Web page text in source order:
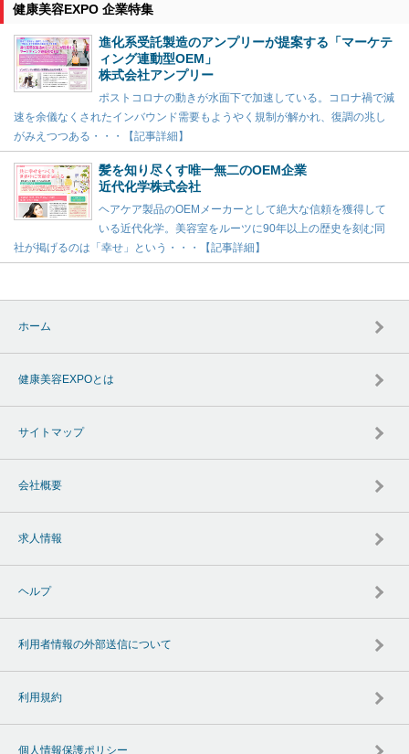
健康美容EXPO 企業特集
進化系受託製造のアンプリーが提案する「マーケテ
ィング連動型OEM」
株式会社アンプリー
ポストコロナの動きが水面下で加速している。コロナ禍で減
速を余儀なくされたインバウンド需要もようやく規制が解かれ、復調の兆し
がみえつつある・・・【記事詳細】
髪を知り尽くす唯一無二のOEM企業
近代化学株式会社
ヘアケア製品のOEMメーカーとして絶大な信頼を獲得して
いる近代化学。美容室をルーツに90年以上の歴史を刻む同
社が掲げるのは「幸せ」という・・・【記事詳細】
ホーム
健康美容EXPOとは
サイトマップ
会社概要
求人情報
ヘルプ
利用者情報の外部送信について
利用規約
個人情報保護ポリシー